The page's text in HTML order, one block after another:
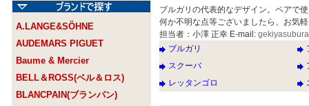
A.LANGE&SÖHNE
AUDEMARS PIGUET
Baume & Mercier
BELL＆ROSS(ベル＆ロス)
BLANCPAIN(ブランパン)
ブルガリの代表的なデザイン。ペアで
何か不明な点等ございましたら、お気
担当者：小澤 正幸 E-mail:
ブルガリ
スクーバ
レッタンゴロ